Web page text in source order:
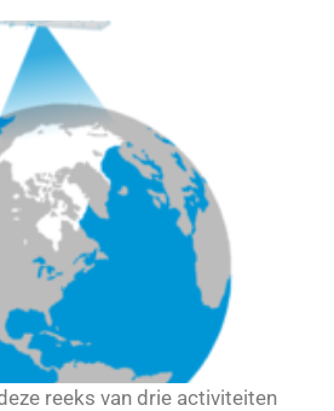
reeks van drie activiteiten